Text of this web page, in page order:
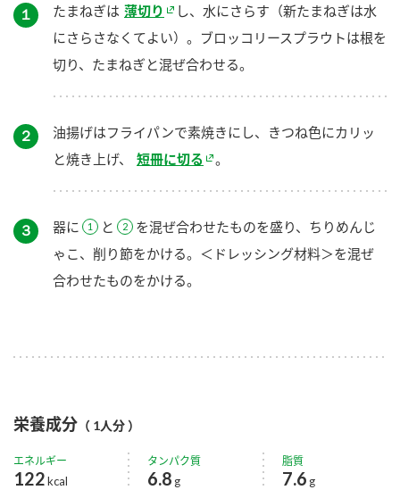
１ たまねぎは 薄切り
し、水にさらす（新たまねぎは水
にさらさなくてよい）。ブロッコリースプラウトは根を
切り、たまねぎと混ぜ合わせる。
２
油揚げはフライパンで素焼きにし、きつね色にカリッ
と焼き上げ、
短冊に切る 。
３ 器に と
を混ぜ合わせたものを盛り、ちりめんじ
ゃこ、削り節をかける。＜ドレッシング材料＞を混ぜ
合わせたものをかける。
栄養成分 （ 1人分 ）
エネルギー
122kcal
タンパク質
6.8 g
脂質
7.6 g